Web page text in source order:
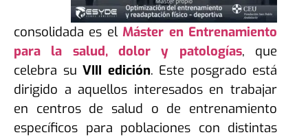
consolidada es elMáster en Entrenamiento
para la salud, dolor y patologías, que
celebra su VIII edición. Este posgrado está
dirigido a aquellos interesados en trabajar
en centros de salud o de entrenamiento
específicos para poblaciones con distintas